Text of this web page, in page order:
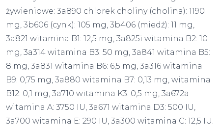
żywieniowe: 3a890 chlorek choliny (cholina): 1190
mg, 3b606 (cynk): 105 mg, 3b406 (miedź): 11 mg,
3a821 witamina B1: 12,5 mg, 3a825i witamina B2: 10
mg, 3a314 witamina B3: 50 mg, 3a841 witamina B5:
8 mg, 3a831 witamina B6: 6,5 mg, 3a316 witamina
B9: 0,75 mg, 3a880 witamina B7: 0,13 mg, witamina
B12: 0,1 mg, 3a710 witamina K3: 0,5 mg, 3a672a
witamina A: 3750 IU, 3a671 witamina D3: 500 IU,
3a700 witamina E: 290 IU, 3a300 witamina C: 12,5 IU.